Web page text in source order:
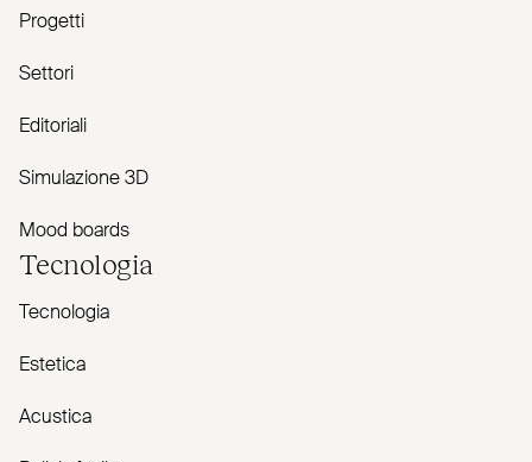
Progetti
Settori
Editoriali
Simulazione 3D
Mood boards
Tecnologia
Tecnologia
Estetica
Acustica